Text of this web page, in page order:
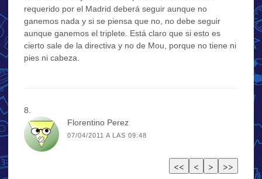
requerido por el Madrid deberá seguir aunque no
ganemos nada y si se piensa que no, no debe seguir
aunque ganemos el triplete. Está claro que si esto es
cierto sale de la directiva y no de Mou, porque no tiene ni
pies ni cabeza.
Florentino Perez
07/04/2011 A LAS 09:48